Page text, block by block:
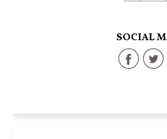
SOCIAL